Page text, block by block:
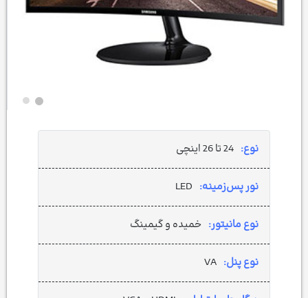
نوع: 24 تا 26 اینچی
نور پس‌زمینه: LED
نوع مانیتور: خمیده و گیمینگ
نوع پنل: VA